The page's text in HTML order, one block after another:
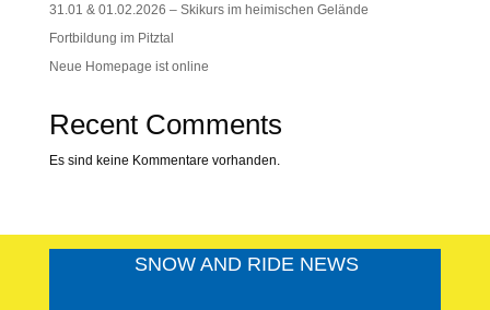
31.01 & 01.02.2026 – Skikurs im heimischen Gelände
Fortbildung im Pitztal
Neue Homepage ist online
Recent Comments
Es sind keine Kommentare vorhanden.
SNOW AND RIDE NEWS